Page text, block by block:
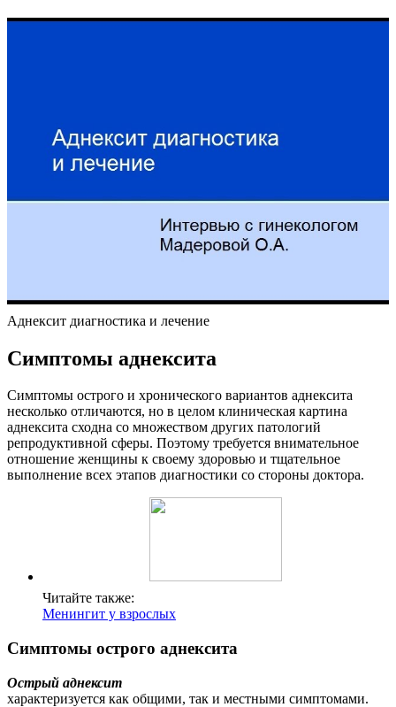
Аднексит диагностика и лечение
Симптомы аднексита
Симптомы острого и хронического вариантов аднексита
несколько отличаются, но в целом клиническая картина
аднексита сходна со множеством других патологий
репродуктивной сферы. Поэтому требуется внимательное
отношение женщины к своему здоровью и тщательное
выполнение всех этапов диагностики со стороны доктора.
Читайте также:
Менингит у взрослых
Симптомы острого аднексита
Острый аднексит
характеризуется как общими, так и местными симптомами.